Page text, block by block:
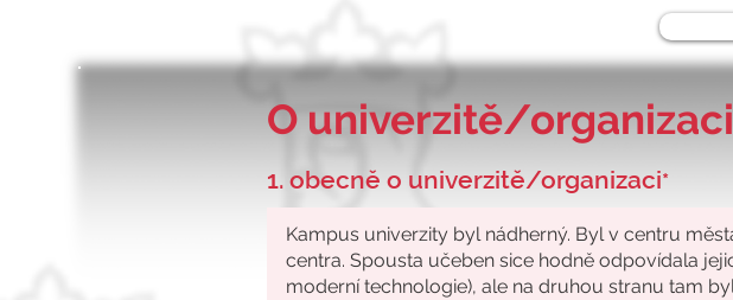
O univerzitě/organizaci
1. obecně o univerzitě/organizaci*